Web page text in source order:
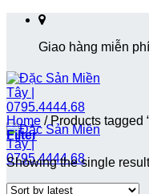
Skip
contentGiao hàng miễn
Home /Products tagged
Filter
Showing the single result